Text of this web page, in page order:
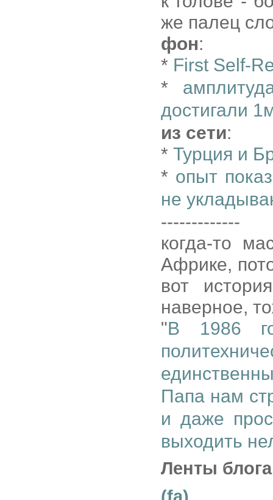
же палец
фон:
* First Self-
*
достигали
из сети:
* Турция и
* опыт
не
-------------
когда-то
Африке,
вот
наверное,
"В 1986
Папа нам
и даже
выходить
Ленты